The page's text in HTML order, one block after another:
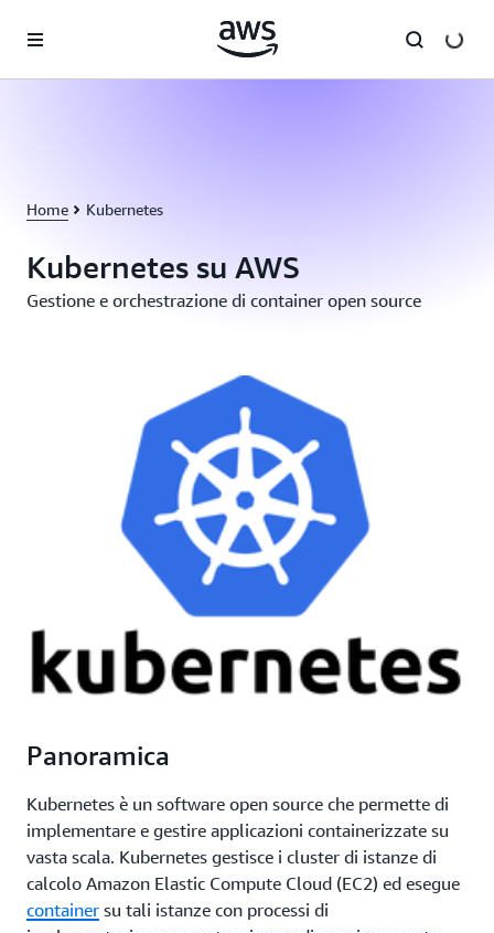
Home Kubernetes
Kubernetes su AWS
Gestione e orchestrazione di container open source
Panoramica
Kubernetes è un software open source che permette di
implementare e gestire applicazioni containerizzate su
vasta scala. Kubernetes gestisce i cluster di istanze di
calcolo Amazon Elastic Compute Cloud (EC2) ed esegue
container su tali istanze con processi di